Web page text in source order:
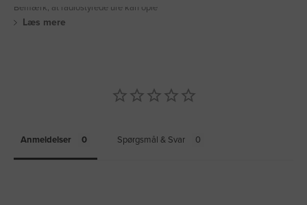
Bemærk, at radiostyrede ure kan ople
Læs mere
Anmeldelser Spørgsmål & Svar